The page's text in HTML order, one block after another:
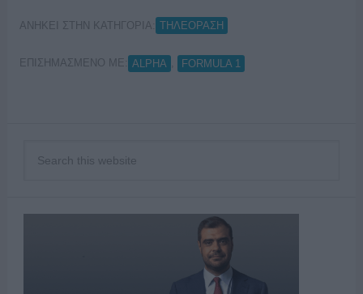
ΑΝΗΚΕΙ ΣΤΗΝ ΚΑΤΗΓΟΡΙΑ: ΤΗΛΕΟΡΑΣΗ
ΕΠΙΣΗΜΑΣΜΕΝΟ ΜΕ: ALPHA FORMULA 1